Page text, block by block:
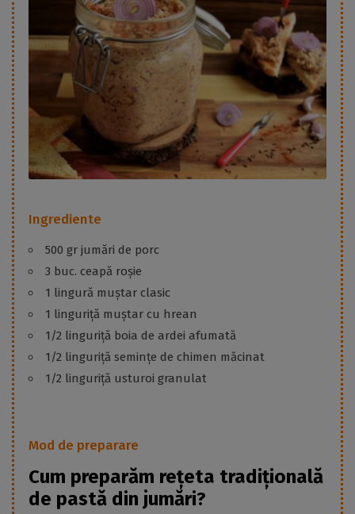
Ingrediente
500 gr jumări de porc
3 buc. ceapă roșie
1 lingură muștar clasic
1 linguriță muștar cu hrean
1/2 linguriță boia de ardei afumată
1/2 linguriță semințe de chimen măcinat
1/2 linguriță usturoi granulat
Mod de preparare
Cum preparăm rețeta tradițională
de pastă din jumări?